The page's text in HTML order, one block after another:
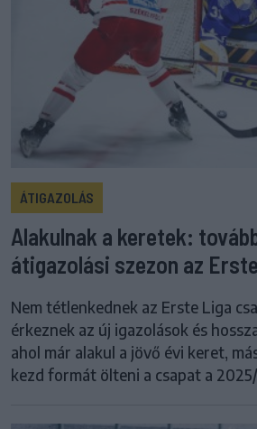
ÁTIGAZOLÁS
Alakulnak a keretek:
átigazolási szezon az
Nem tétlenkednek az Erste Liga
érkeznek az új igazolások és
ahol már alakul a jövő évi keret,
kezd formát ölteni a csapat a